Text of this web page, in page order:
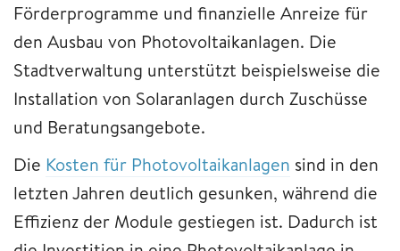
Förderprogramme und finanzielle Anreize für
den Ausbau von Photovoltaikanlagen. Die
Stadtverwaltung unterstützt beispielsweise die
Installation von Solaranlagen durch Zuschüsse
und Beratungsangebote.
Die Kosten für Photovoltaikanlagen sind in den
letzten Jahren deutlich gesunken, während die
Effizienz der Module gestiegen ist. Dadurch ist